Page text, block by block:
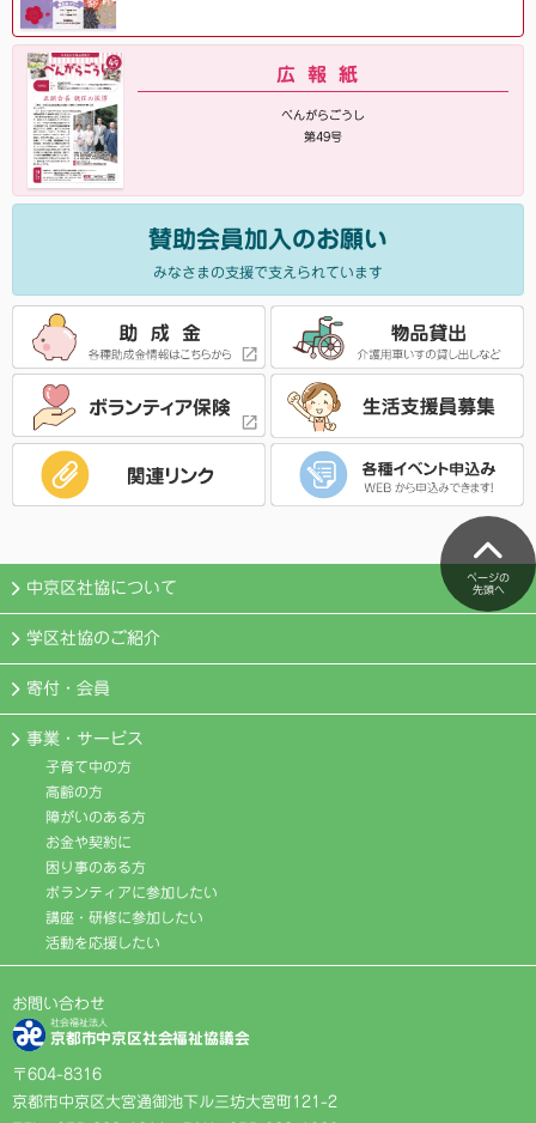
広報紙
べんがらごうし
第49号
賛助会員加入のお願い
みなさまの支援で支えられています
ページの
先頭へ
中京区社協について
学区社協のご紹介
寄付・会員
事業・サービス
子育て中の方
高齢の方
障がいのある方
お金や契約に
困り事のある方
ボランティアに参加したい
講座・研修に参加したい
活動を応援したい
お問い合わせ
社会福祉法人
京都市中京区社会福祉協議会
〒604-8316
京都市中京区大宮通御池下ル三坊大宮町121-2